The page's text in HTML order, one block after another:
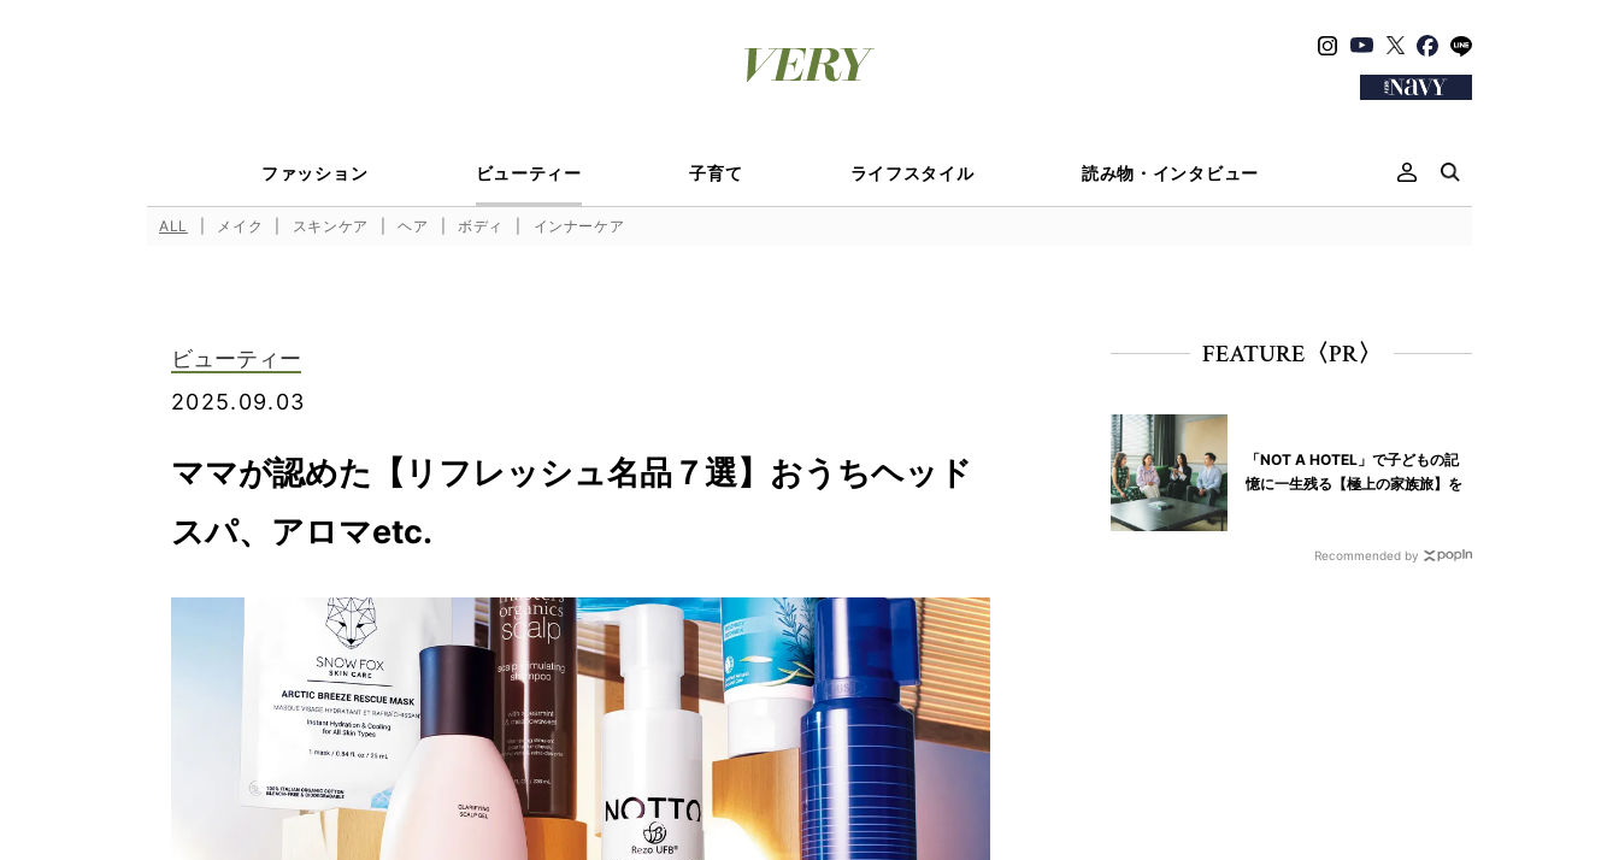
ファッション ビューティー 子育て ライフスタイル 読み物・インタビュー
ALL メイク スキンケア ヘア ボディ インナーケア
ビューティー
2025.09.03
ママが認めた【リフレッシュ名品７選】おうちヘッド
スパ、アロマetc.
FEATURE〈PR〉
「NOT A HOTEL」で子どもの記
憶に一生残る【極上の家族旅】を
Recommended by